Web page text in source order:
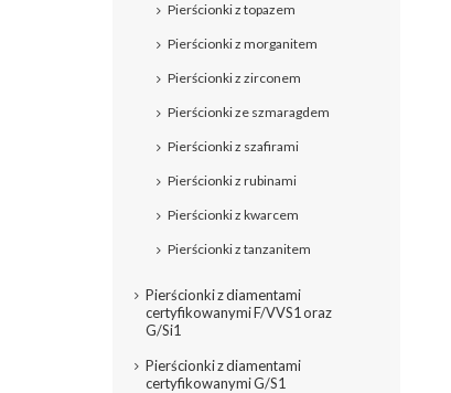
Pierścionki z topazem
Pierścionki z morganitem
Pierścionki z zirconem
Pierścionki ze szmaragdem
Pierścionki z szafirami
Pierścionki z rubinami
Pierścionki z kwarcem
Pierścionki z tanzanitem
Pierścionki z diamentami
certyfikowanymi F/VVS1 oraz
G/Si1
Pierścionki z diamentami
certyfikowanymi G/S1